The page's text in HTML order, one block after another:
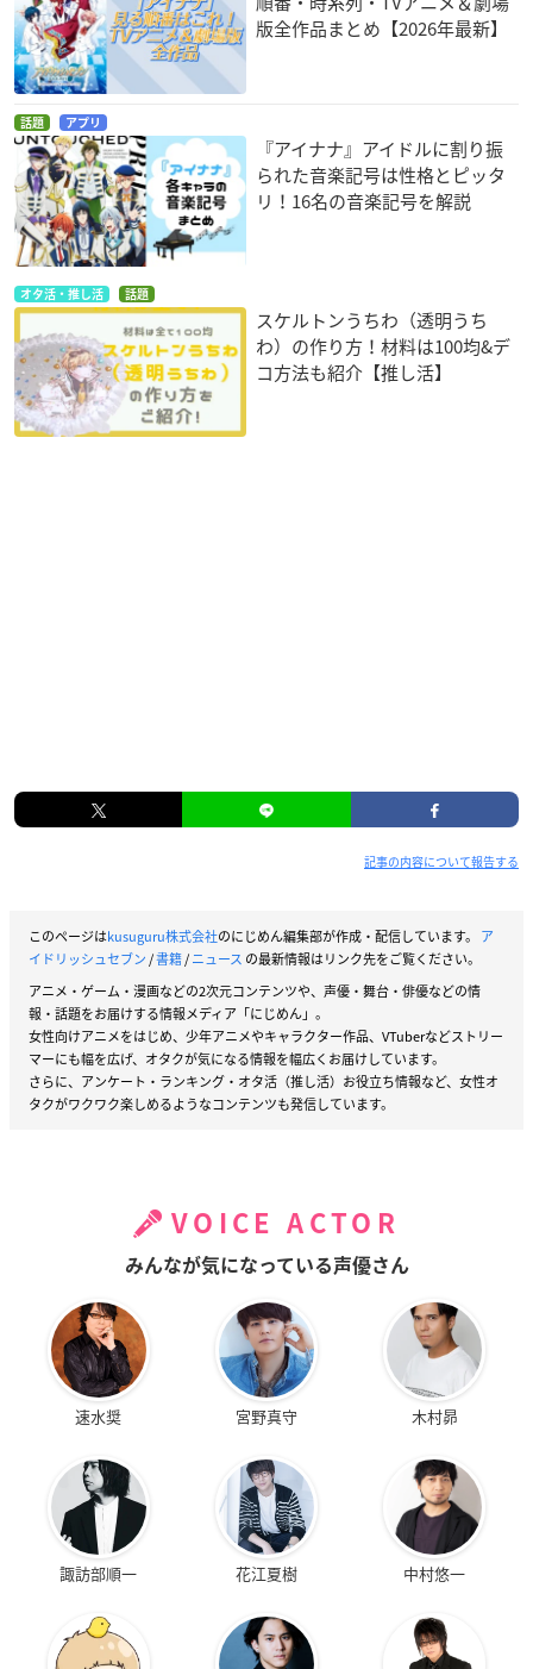
版全作品まとめ【2026年最新】
話題 アプリ
『アイナナ』アイドルに割り振
られた音楽記号は性格とピッタ
リ！16名の音楽記号を解説
オタ活・推し活 話題
スケルトンうちわ（透明うち
わ）の作り方！材料は100均&デ
コ方法も紹介【推し活】
記事の内容について報告する
このページはkusuguru株式会社のにじめん編集部が作成・配信しています。 ア
イドリッシュセブン/書籍/ニュース の最新情報はリンク先をご覧ください。
アニメ・ゲーム・漫画などの2次元コンテンツや、声優・舞台・俳優などの情
報・話題をお届けする情報メディア「にじめん」。
女性向けアニメをはじめ、少年アニメやキャラクター作品、VTuberなどストリー
マーにも幅を広げ、オタクが気になる情報を幅広くお届けしています。
さらに、アンケート・ランキング・オタ活（推し活）お役立ち情報など、女性オ
タクがワクワク楽しめるようなコンテンツも発信しています。
VOICE ACTOR
みんなが気になっている声優さん
速水奨 宮野真守 木村昴
諏訪部順一 花江夏樹 中村悠一